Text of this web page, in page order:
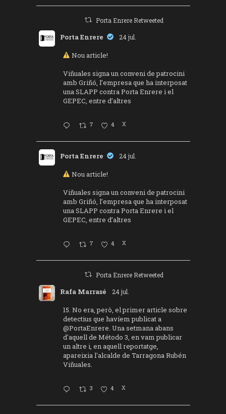
Porta Enrere Retweeted
Porta Enrere 24 jul.
Nou article!
Viñuales signa un conveni de patrocini
amb Griñó, l’empresa que ha interposat
una SLAPP contra Porta Enrere i el
GEPEC, entre d’altres
7 4 X
Porta Enrere 24 jul.
Nou article!
Viñuales signa un conveni de patrocini
amb Griñó, l’empresa que ha interposat
una SLAPP contra Porta Enrere i el
GEPEC, entre d’altres
7 4 X
Porta Enrere Retweeted
Rafa Marrasé 24 jul.
15. No era, però, el primer article sobre
detectius que havíem publicat a
@PortaEnrere. Una setmana abans
d'aquell de Método 3, en vam publicar
un altre i, en aquell reportatge,
apareixia l'alcalde de Tarragona Rubén
Viñuales.
3 4 X